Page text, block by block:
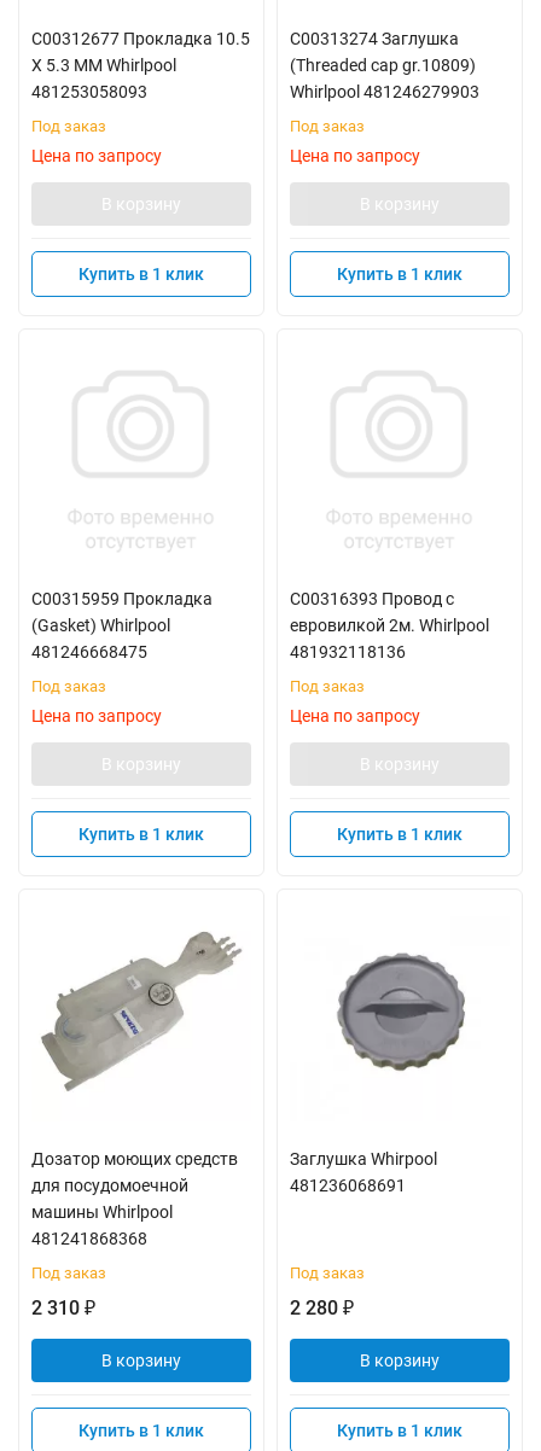
C00312677 Прокладка 10.5
X 5.3 MM Whirlpool
481253058093
Под заказ
Цена по запросу
В корзину
Купить в 1 клик
C00313274 Заглушка
(Threaded cap gr.10809)
Whirlpool 481246279903
Под заказ
Цена по запросу
В корзину
Купить в 1 клик
C00315959 Прокладка
(Gasket) Whirlpool
481246668475
Под заказ
Цена по запросу
В корзину
Купить в 1 клик
C00316393 Провод с
евровилкой 2м. Whirlpool
481932118136
Под заказ
Цена по запросу
В корзину
Купить в 1 клик
Дозатор моющих средств
для посудомоечной
машины Whirlpool
481241868368
Под заказ
2 310 ₽
В корзину
Купить в 1 клик
Заглушка Whirpool
481236068691
Под заказ
2 280 ₽
В корзину
Купить в 1 клик